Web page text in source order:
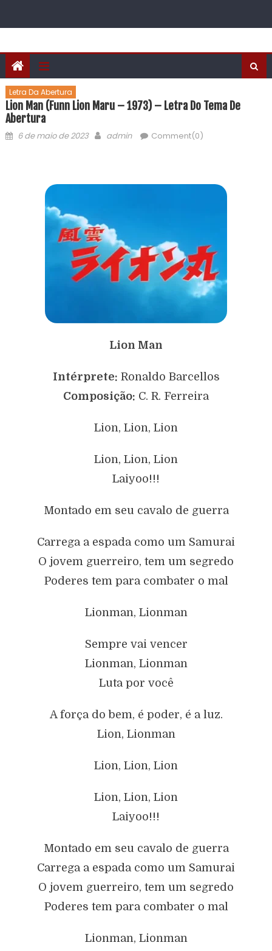
Letra Da Abertura
Lion Man (Funn Lion Maru – 1973) – Letra Do Tema De
Abertura
6 de maio de 2023 admin Comment(0)
Lion Man
Intérprete: Ronaldo Barcellos
Composição: C. R. Ferreira
Lion, Lion, Lion
Lion, Lion, Lion
Laiyoo!!!
Montado em seu cavalo de guerra
Carrega a espada como um Samurai
O jovem guerreiro, tem um segredo
Poderes tem para combater o mal
Lionman, Lionman
Sempre vai vencer
Lionman, Lionman
Luta por você
A força do bem, é poder, é a luz.
Lion, Lionman
Lion, Lion, Lion
Lion, Lion, Lion
Laiyoo!!!
Montado em seu cavalo de guerra
Carrega a espada como um Samurai
O jovem guerreiro, tem um segredo
Poderes tem para combater o mal
Lionman, Lionman